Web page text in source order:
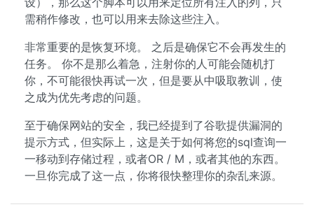
需稍作修改，也可以用来去除这些注入。
非常重要的是恢复环境。 之后是确保它不会再发生的
任务。 你不是那么着急，注射你的人可能会随机打
你，不可能很快再试一次，但是要从中吸取教训，使
之成为优先考虑的问题。
至于确保网站的安全，我已经提到了谷歌提供漏洞的
提示方式，但实际上，这是关于如何将您的sql查询一
一移动到存储过程，或者OR / M，或者其他的东西。
一旦你完成了这一点，你将很快整理你的杂乱来源。